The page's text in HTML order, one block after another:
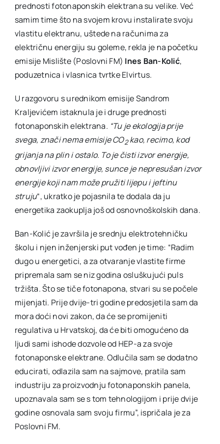
prednosti fotonaponskih elektrana su velike. Već
samim time što na svojem krovu instalirate svoju
vlastitu elektranu, uštede na računima za
električnu energiju su goleme, rekla je na početku
emisije Mislište (Poslovni FM) Ines Ban-Kolić,
poduzetnica i vlasnica tvrtke Elvirtus.
U razgovoru s urednikom emisije Sandrom
Kraljevićem istaknula je i druge prednosti
fotonaponskih elektrana. “Tu je ekologija prije
svega, znači nema emisije CO2kao, recimo, kod
grijanja na plin i ostalo. To je čisti izvor energije,
obnovljivi izvor energije, sunce je nepresušan izvor
energije koji nam može pružiti lijepu i jeftinu
struju“, ukratko je pojasnila te dodala da ju
energetika zaokuplja još od osnovnoškolskih dana.
Ban-Kolić je završila je srednju elektrotehničku
školu i njen inženjerski put vođen je time: “Radim
dugo u energetici, a za otvaranje vlastite firme
pripremala sam se niz godina osluškujući puls
tržišta. Što se tiče fotonapona, stvari su se počele
mijenjati. Prije dvije-tri godine predosjetila sam da
mora doći novi zakon, da će se promijeniti
regulativa u Hrvatskoj, da će biti omogućeno da
ljudi sami ishode dozvole od HEP-a za svoje
fotonaponske elektrane. Odlučila sam se dodatno
educirati, odlazila sam na sajmove, pratila sam
industriju za proizvodnju fotonaponskih panela,
upoznavala sam se s tom tehnologijom i prije dvije
godine osnovala sam svoju firmu”, ispričala je za
Poslovni FM.